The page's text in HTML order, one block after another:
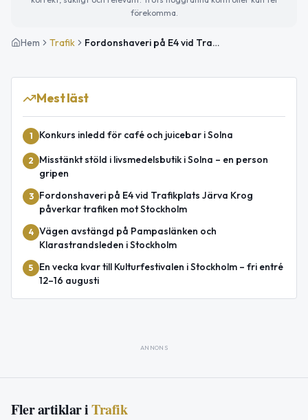
förekomma.
Hem Trafik Fordonshaveri på E4 vid Trafikplats Järva Krog i riktning mot Uppsala
Mest läst
1 Konkurs inledd för café och juicebar i Solna
2
Misstänkt stöld i livsmedelsbutik i Solna – en person
gripen
3
Fordonshaveri på E4 vid Trafikplats Järva Krog
påverkar trafiken mot Stockholm
4 Vägen avstängd på Pampaslänken och
Klarastrandsleden i Stockholm
5
En vecka kvar till Kulturfestivalen i Stockholm – fri entré
12–16 augusti
ANNONS
Fler artiklar iTrafik